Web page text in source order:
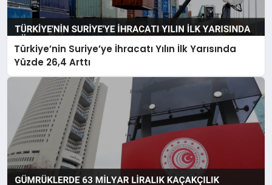
Türkiye’nin Suriye’ye İhracatı Yılın İlk Yarısında
Yüzde 26,4 Arttı